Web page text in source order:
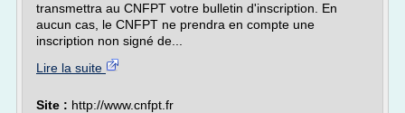
transmettra au CNFPT votre bulletin d'inscription. En
aucun cas, le CNFPT ne prendra en compte une
inscription non signé de...
Lire la suite
Site : http://www.cnfpt.fr